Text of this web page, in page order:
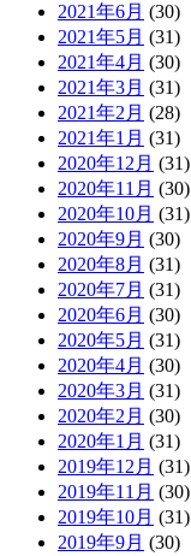
2021年6月 (30)
2021年5月 (31)
2021年4月 (30)
2021年3月 (31)
2021年2月 (28)
2021年1月 (31)
2020年12月 (31)
2020年11月 (30)
2020年10月 (31)
2020年9月 (30)
2020年8月 (31)
2020年7月 (31)
2020年6月 (30)
2020年5月 (31)
2020年4月 (30)
2020年3月 (31)
2020年2月 (30)
2020年1月 (31)
2019年12月 (31)
2019年11月 (30)
2019年10月 (31)
2019年9月 (30)